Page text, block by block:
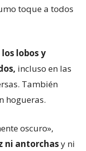
toque a todos
lobos y
incluso en las
También
hogueras.
oscuro»,
ni antorchasy ni